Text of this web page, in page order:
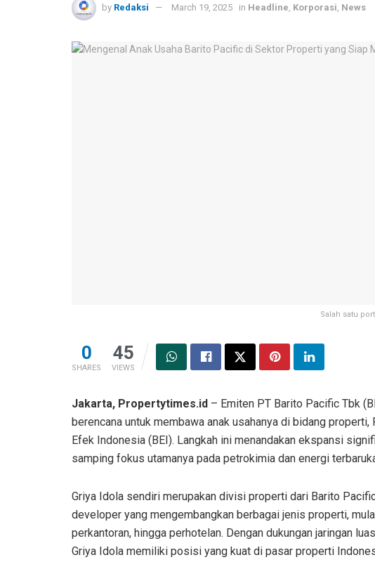
by Redaksi March 19, 2025 in Headline Korporasi News
Salah satu
0
SHARES
45
VIEWS
Jakarta, Propertytimes.id – Emiten PT Barito Pacific Tbk
berencana untuk membawa anak usahanya di bidang
Efek Indonesia (BEI). Langkah ini menandakan ekspansi
samping fokus utamanya pada petrokimia dan energi
Griya Idola sendiri merupakan divisi properti dari Barito
developer yang mengembangkan berbagai jenis properti,
perkantoran, hingga perhotelan. Dengan dukungan jaringan
Griya Idola memiliki posisi yang kuat di pasar properti